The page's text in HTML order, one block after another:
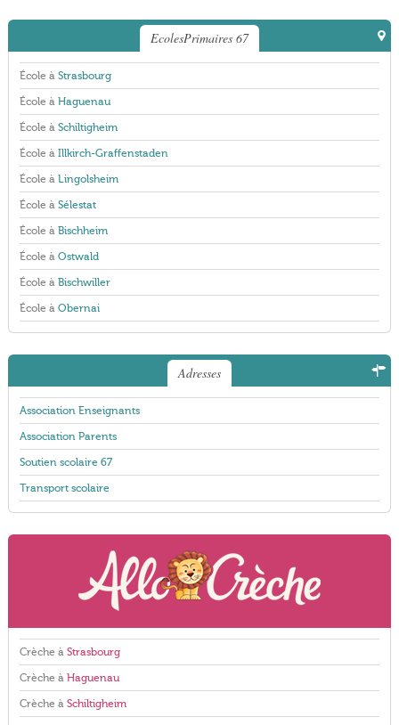
EcolesPrimaires 67
École à Strasbourg
École à Haguenau
École à Schiltigheim
École à Illkirch-Graffenstaden
École à Lingolsheim
École à Sélestat
École à Bischheim
École à Ostwald
École à Bischwiller
École à Obernai
Adresses
Association Enseignants
Association Parents
Soutien scolaire 67
Transport scolaire
Crèche à Strasbourg
Crèche à Haguenau
Crèche à Schiltigheim